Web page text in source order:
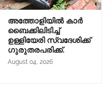
അത്തോളിയിൽ കാർ
ബൈക്കിലിടിച്ച്
ഉള്ളിയേരി സ്വദേശിക്ക്
ഗുരുതരപരിക്ക്.
August 04, 2026